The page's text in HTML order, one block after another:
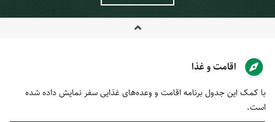
اقامت و غذا
با کمک این جدول برنامه اقامت و وعده‌های غذایی سفر نمایش داده شده
است.